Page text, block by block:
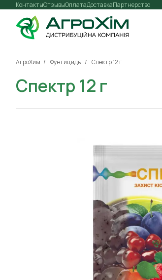
Контакты Оплата
Отзывы ДоставкаПартнерство
АгроХим Фунгициды Спектр 12 г
Спектр 12 г